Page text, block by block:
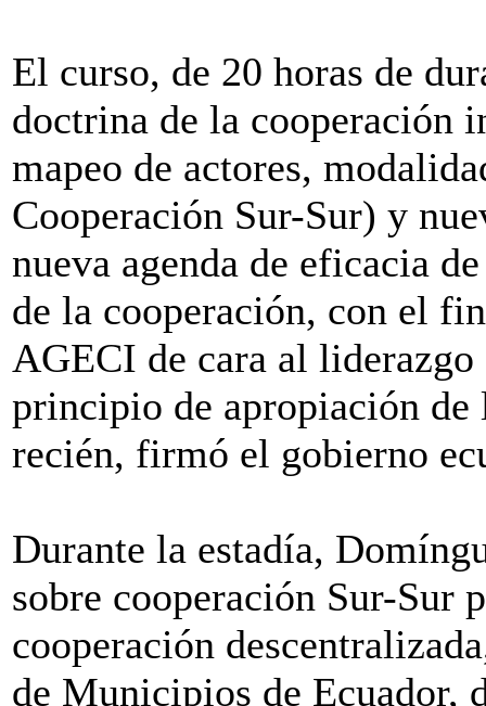
El curso, de 20 horas de
doctrina de la cooperación
mapeo de actores,
Cooperación Sur-Sur) y
nueva agenda de eficacia
de la cooperación, con el
AGECI de cara al
principio de apropiación de
recién, firmó el gobierno
Durante la estadía,
sobre cooperación Sur-Sur
cooperación
de Municipios de Ecuador,